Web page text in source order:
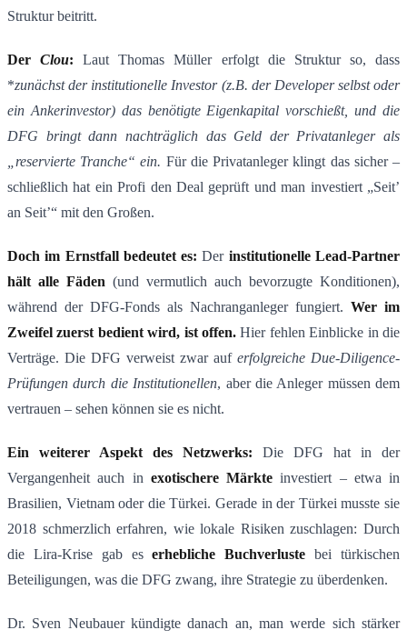
Struktur beitritt.
DerClou: Laut Thomas Müller erfolgt die Struktur so, dass
*zunächst der institutionelle Investor (z.B. der Developer selbst oder
ein Ankerinvestor) das benötigte Eigenkapital vorschießt, und die
DFG bringt dann nachträglich das Geld der Privatanleger als
„reservierte Tranche“ ein​. Für die Privatanleger klingt das sicher –
schließlich hat ein Profi den Deal geprüft und man investiert „Seit’
an Seit’“ mit den Großen.
Doch im Ernstfall bedeutet es: Der institutionelle Lead-Partner
hält alle Fäden (und vermutlich auch bevorzugte Konditionen),
während der DFG-Fonds als Nachranganleger fungiert. Wer im
Zweifel zuerst bedient wird, ist offen. Hier fehlen Einblicke in die
Verträge. Die DFG verweist zwar auf erfolgreiche Due-Diligence-
Prüfungen durch die Institutionellen​, aber die Anleger müssen dem
vertrauen – sehen können sie es nicht.
Ein weiterer Aspekt des Netzwerks: Die DFG hat in der
Vergangenheit auch in exotischere Märkte investiert – etwa in
Brasilien, Vietnam oder die Türkei​. Gerade in der Türkei musste sie
2018 schmerzlich erfahren, wie lokale Risiken zuschlagen: Durch
die Lira-Krise gab eserhebliche Buchverluste bei türkischen
Beteiligungen, was die DFG zwang, ihre Strategie zu überdenken​.
Dr. Sven Neubauer kündigte danach an, man werde sich stärker